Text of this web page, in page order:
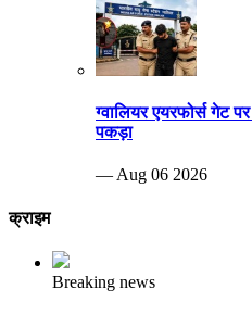
ग्वालियर एयरफोर्स गेट
पकड़ा
— Aug 06 2026
क्राइम
Breaking news